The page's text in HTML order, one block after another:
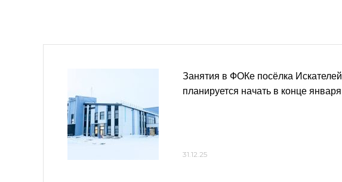
Занятия в ФОКе посёлка Искателей
планируется начать в конце января
31.12.25